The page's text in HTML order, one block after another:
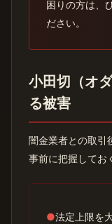
困りの方は、
ださい。
小田切（オ
る被害
闇金業者との取引
事前に把握してお
●法定上限を